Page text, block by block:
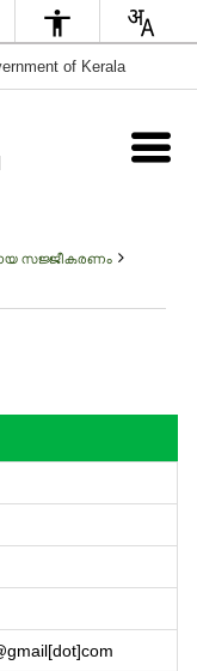
of Kerala
സജ്ജീകരണം